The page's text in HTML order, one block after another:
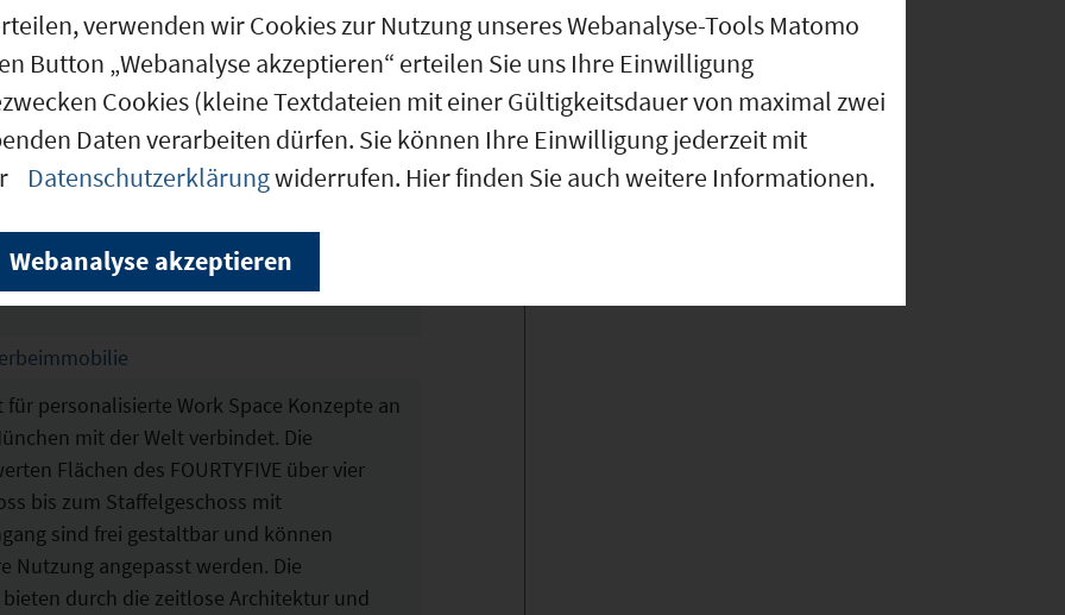
bietet eine optimale Infrastruktur
gastronomischen Angebots, flexibler
dem Zugang zu modernen
für personalisierte Work Space Konzepte an
mit der Welt verbindet. Die
Flächen des FOURTYFIVE über vier
bis zum Staffelgeschoss mit
sind frei gestaltbar und können
Nutzung angepasst werden. Die
durch die zeitlose Architektur und
verwenden wir Cookies zur Nutzung unseres Webanalyse-Tools Matomo
Button „Webanalyse akzeptieren“ erteilen Sie uns Ihre Einwilligung
Cookies (kleine Textdateien mit einer Gültigkeitsdauer von maximal zwei
Daten verarbeiten dürfen. Sie können Ihre Einwilligung jederzeit mit
Datenschutzerklärungwiderrufen. Hier finden Sie auch weitere Informationen.
Webanalyse akzeptieren